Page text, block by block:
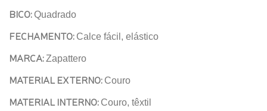
BICO:Quadrado
FECHAMENTO: Calce fácil, elástico
MARCA:Zapattero
MATERIAL EXTERNO: Couro
MATERIAL INTERNO: Couro, têxtil